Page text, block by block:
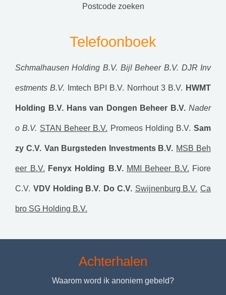
postcode zoeken
Telefoonboek
Schmalhausen Holding B.V. Bijl Beheer B.V. DJR Inv
estments B.V. Imtech BPI B.V. Norrhout 3 B.V. HWMT
Holding B.V. Hans van Dongen Beheer B.V. Nader
o B.V. STAN Beheer B.V. Promeos Holding B.V. Sam
zy C.V. Van Burgsteden Investments B.V. MSB Beh
eer B.V. Fenyx Holding B.V. MMI Beheer B.V. Fiore
C.V. VDV Holding B.V. Do C.V. Swijnenburg B.V. Ca
bro SG Holding B.V.
Achterhalen
Waarom word ik anoniem gebeld?